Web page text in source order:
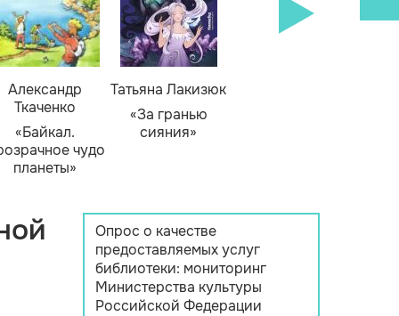
Александр
Ткаченко
«Байкал.
чудо
планеты»
Татьяна Лакизюк
«За гранью
сияния»
Опрос о качестве
предоставляемых услуг
библиотеки: мониторинг
Министерства культуры
Российской Федерации